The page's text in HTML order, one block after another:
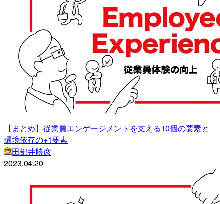
【まとめ】従業員エンゲージメントを支える10個の要素と
環境依存の+1要素
田部井勝彦
2023.04.20